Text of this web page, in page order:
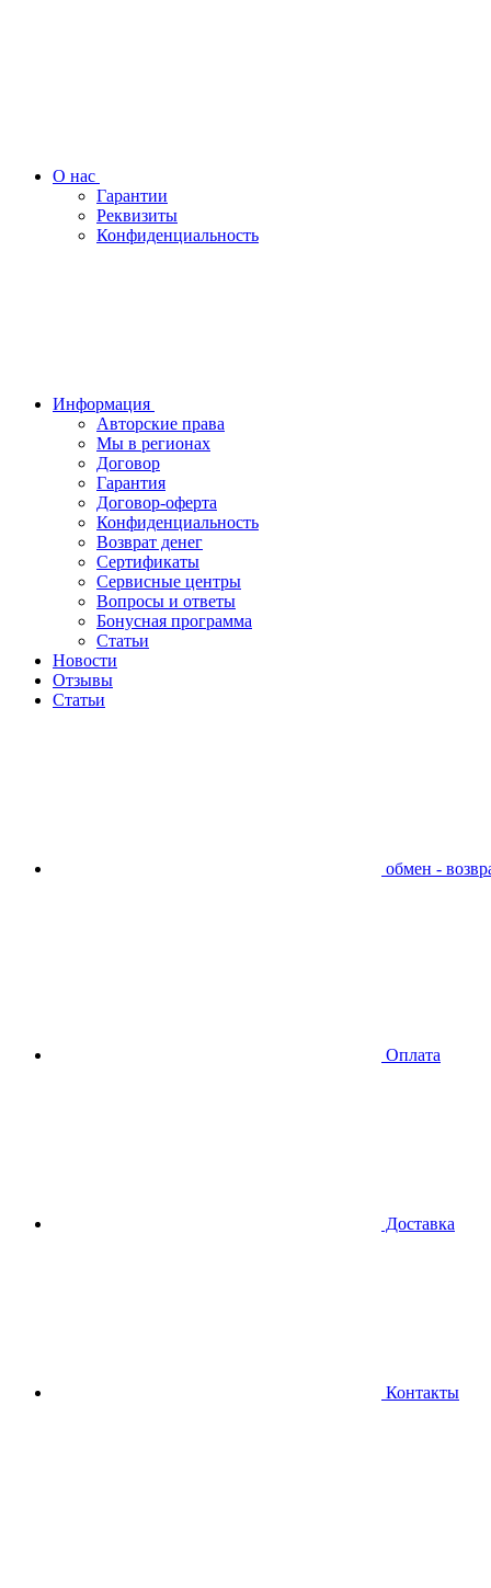
О нас
Гарантии
Реквизиты
Конфиденциальность
Информация
Авторские права
Мы в регионах
Договор
Гарантия
Договор-оферта
Конфиденциальность
Возврат денег
Сертификаты
Сервисные центры
Вопросы и ответы
Бонусная программа
Статьи
Новости
Отзывы
Статьи
обмен -
Оплата
Доставка
Контакты